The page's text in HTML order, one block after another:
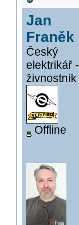
Jan
Franěk
Český
elektrikář -
živnostník
Offline